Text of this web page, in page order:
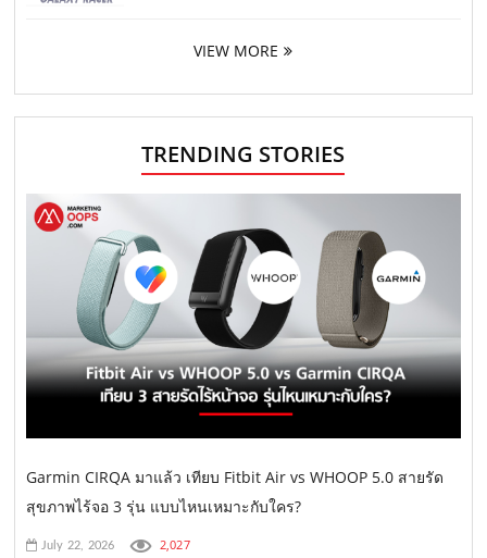
VIEW MORE
TRENDING STORIES
Garmin CIRQA มาแล้ว เทียบ Fitbit Air vs WHOOP 5.0 สายรัด
สุขภาพไร้จอ 3 รุ่น แบบไหนเหมาะกับใคร?
July 22, 2026 2,027